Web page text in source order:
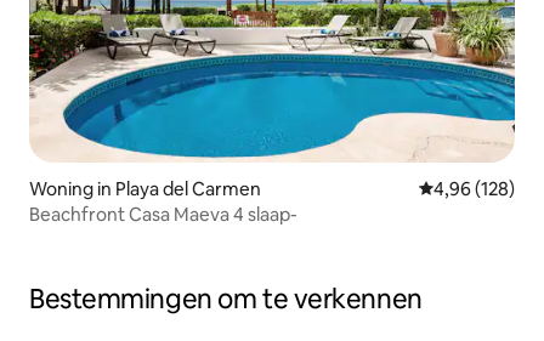
Woning in Playa del Carmen Gemiddelde
4,96 (128)
Beachfront Casa Maeva 4 slaap-
Bestemmingen om te verkennen